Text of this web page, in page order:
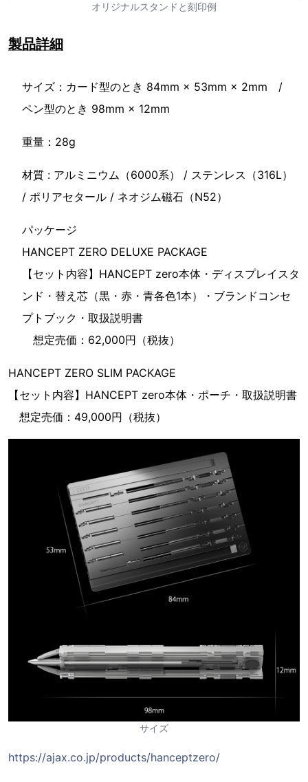
オリジナルスタンドと刻印例
製品詳細
サイズ：カード型のとき 84mm × 53mm × 2mm /
ペン型のとき 98mm × 12mm
重量：28g
材質 : アルミニウム（6000系） / ステンレス（316L）
/ ポリアセタール / ネオジム磁石（N52）
パッケージ
HANCEPT ZERO DELUXE PACKAGE
【セット内容】HANCEPT zero本体・ディスプレイスタ
ンド・替え芯（黒・赤・青各色1本）・ブランドコンセ
プトブック・取扱説明書
想定売価：62,000円（税抜）
HANCEPT ZERO SLIM PACKAGE
【セット内容】HANCEPT zero本体・ポーチ・取扱説明書
想定売価：49,000円（税抜）
サイズ
https://ajax.co.jp/products/hanceptzero/